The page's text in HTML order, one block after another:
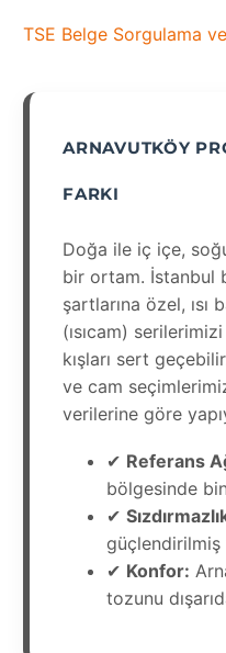
TSE Belge Sorgulama
ARNAVUTKÖY
FARKI
Doğa ile iç içe,
bir ortam. İstanbul
şartlarına özel, ısı
(ısıcam)
kışları sert
ve cam
verilerine göre
✔ Referans
bölgesinde
✔
güçlendirilmiş
✔ Konfor:
tozunu